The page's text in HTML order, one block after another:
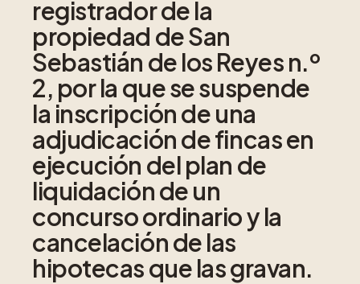
registrador de la
propiedad de San
Sebastián de los Reyes n.º
2, por la que se suspende
la inscripción de una
adjudicación de fincas en
ejecución del plan de
liquidación de un
concurso ordinario y la
cancelación de las
hipotecas que las gravan.